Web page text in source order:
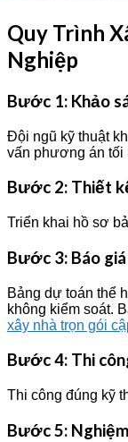
Quy Trình
Nghiệp
Bước 1: Khảo
Đội ngũ kỹ thuật
vấn phương án tối
Bước 2: Thiết
Triển khai hồ sơ
Bước 3: Báo
Bảng dự toán thể
không kiểm soát.
xây nhà trọn gói
Bước 4: Thi
Thi công đúng kỹ
Bước 5: